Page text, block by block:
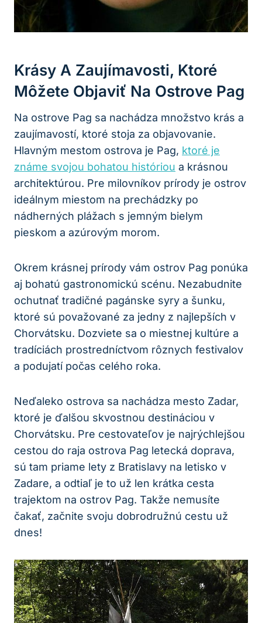
Krásy A Zaujímavosti, Ktoré
Môžete Objaviť Na Ostrove Pag
Na ostrove Pag sa nachádza množstvo krás a
zaujímavostí, ktoré stoja za objavovanie.
Hlavným mestom ostrova je Pag, ktoré je
známe svojou bohatou históriou a krásnou
architektúrou. Pre milovníkov prírody je ostrov
ideálnym miestom na prechádzky po
nádherných plážach s jemným bielym
pieskom a azúrovým morom.
Okrem krásnej prírody vám ostrov Pag ponúka
aj bohatú gastronomickú scénu. Nezabudnite
ochutnať tradičné pagánske syry a šunku,
ktoré sú považované za jedny z najlepších v
Chorvátsku. Dozviete sa o miestnej kultúre a
tradíciách prostredníctvom rôznych festivalov
a podujatí počas celého roka.
Neďaleko ostrova sa nachádza mesto Zadar,
ktoré je ďalšou skvostnou destináciou v
Chorvátsku. Pre cestovateľov je najrýchlejšou
cestou do raja ostrova Pag letecká doprava,
sú tam priame lety z Bratislavy na letisko v
Zadare, a odtiaľ je to už len krátka cesta
trajektom na ostrov Pag. Takže nemusíte
čakať, začnite svoju dobrodružnú cestu už
dnes!